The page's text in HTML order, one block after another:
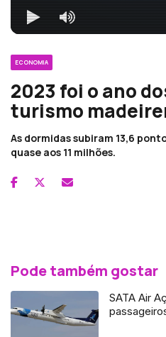
ECONOMIA
2023 foi o ano
turismo
As dormidas subiram 13,6
quase aos 11 milhões.
Pode também gostar
SATA Air